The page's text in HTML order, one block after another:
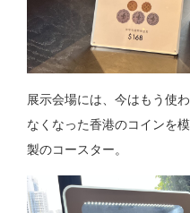
展示会場には、今はもう使
なくなった香港のコインを
製のコースター。